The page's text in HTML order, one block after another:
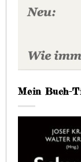
Mein Buch-